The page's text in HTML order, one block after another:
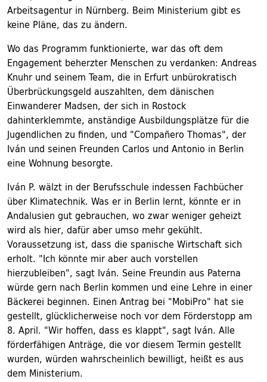
Arbeitsagentur in Nürnberg. Beim Ministerium gibt es
keine Pläne, das zu ändern.
Wo das Programm funktionierte, war das oft dem
Engagement beherzter Menschen zu verdanken: Andreas
Knuhr und seinem Team, die in Erfurt unbürokratisch
Überbrückungsgeld auszahlten, dem dänischen
Einwanderer Madsen, der sich in Rostock
dahinterklemmte, anständige Ausbildungsplätze für die
Jugendlichen zu finden, und "Compañero Thomas", der
Iván und seinen Freunden Carlos und Antonio in Berlin
eine Wohnung besorgte.
Iván P. wälzt in der Berufsschule indessen Fachbücher
über Klimatechnik. Was er in Berlin lernt, könnte er in
Andalusien gut gebrauchen, wo zwar weniger geheizt
wird als hier, dafür aber umso mehr gekühlt.
Voraussetzung ist, dass die spanische Wirtschaft sich
erholt. "Ich könnte mir aber auch vorstellen
hierzubleiben", sagt Iván. Seine Freundin aus Paterna
würde gern nach Berlin kommen und eine Lehre in einer
Bäckerei beginnen. Einen Antrag bei "MobiPro" hat sie
gestellt, glücklicherweise noch vor dem Förderstopp am
8. April. "Wir hoffen, dass es klappt", sagt Iván. Alle
förderfähigen Anträge, die vor diesem Termin gestellt
wurden, würden wahrscheinlich bewilligt, heißt es aus
dem Ministerium.